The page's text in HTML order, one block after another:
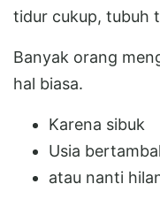
tidur cukup, tubuh
Banyak orang
hal biasa.
Karena sibuk
Usia
atau nanti